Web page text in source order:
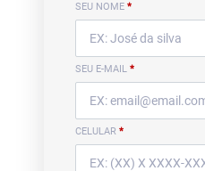
SEU NOME *
SEU E-MAIL *
CELULAR *